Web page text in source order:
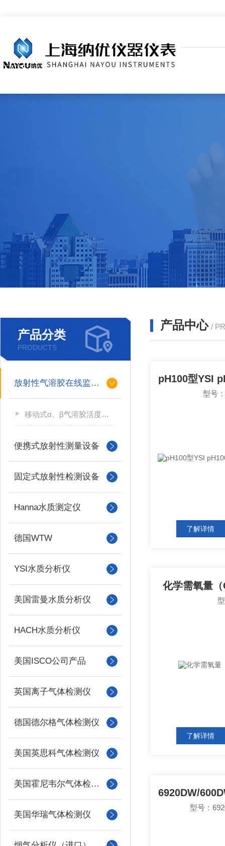
产品分类
PRODUCTS
放射性气溶胶在线监测仪
移动式α、β气溶胶活度测量仪
便携式放射性测量设备
固定式放射性检测设备
Hanna水质测定仪
德国WTW
YSI水质分析仪
美国雷曼水质分析仪
HACH水质分析仪
美国ISCO公司产品
英国离子气体检测仪
德国德尔格气体检测仪
美国英思科气体检测仪
美国霍尼韦尔气体检测仪
美国华瑞气体检测仪
产品中心 /
型号
了解详情
化学需氧量
了解详情
型号：